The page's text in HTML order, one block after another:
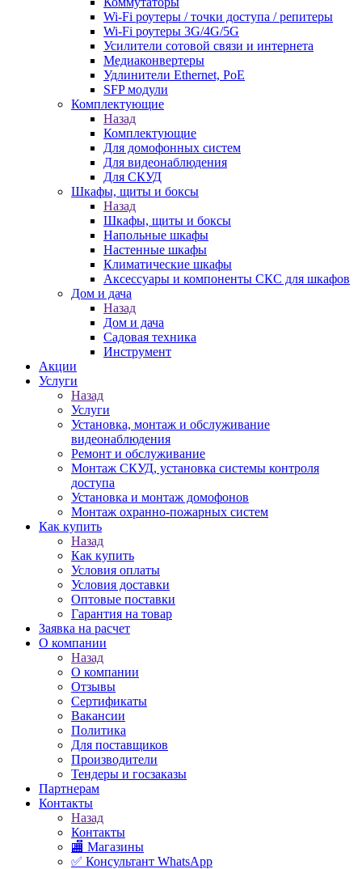
Wi-Fi роутеры / точки доступа / репитеры
Wi-Fi роутеры 3G/4G/5G
Усилители сотовой связи и интернета
Медиаконвертеры
Удлинители Ethernet, PoE
SFP модули
Комплектующие
Назад
Комплектующие
Для домофонных систем
Для видеонаблюдения
Для СКУД
Шкафы, щиты и боксы
Назад
Шкафы, щиты и боксы
Напольные шкафы
Настенные шкафы
Климатические шкафы
Аксессуары и компоненты СКС для шкафов
Дом и дача
Назад
Дом и дача
Садовая техника
Инструмент
Акции
Услуги
Назад
Услуги
Установка, монтаж и обслуживание
видеонаблюдения
Ремонт и обслуживание
Монтаж СКУД, установка системы контроля
доступа
Установка и монтаж домофонов
Монтаж охранно-пожарных систем
Как купить
Назад
Как купить
Условия оплаты
Условия доставки
Оптовые поставки
Гарантия на товар
Заявка на расчет
О компании
Назад
О компании
Отзывы
Сертификаты
Вакансии
Политика
Для поставщиков
Производители
Тендеры и госзаказы
Партнерам
Контакты
Назад
Контакты
🏬 Магазины
✅️ Консультант WhatsApp